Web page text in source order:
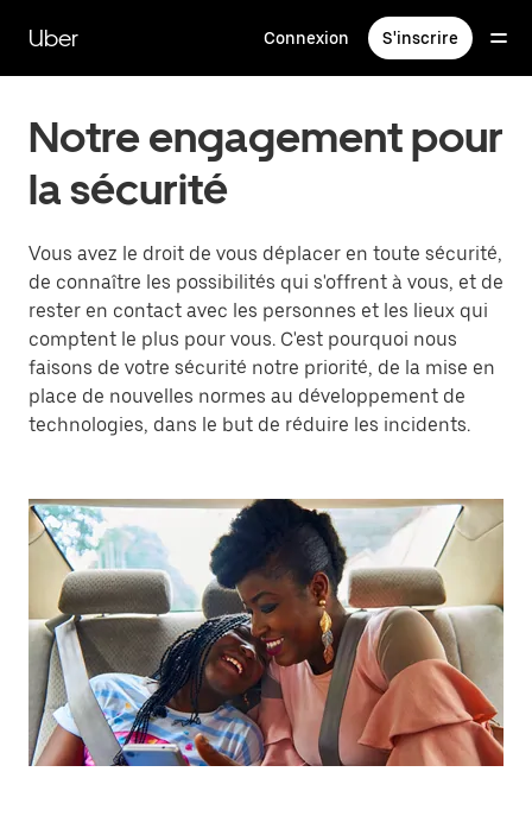
contenu
principal
Uber Connexion S'inscrire
Notre engagement pour
la sécurité
Vous avez le droit de vous déplacer en toute sécurité,
de connaître les possibilités qui s'offrent à vous, et de
rester en contact avec les personnes et les lieux qui
comptent le plus pour vous. C'est pourquoi nous
faisons de votre sécurité notre priorité, de la mise en
place de nouvelles normes au développement de
technologies, dans le but de réduire les incidents.